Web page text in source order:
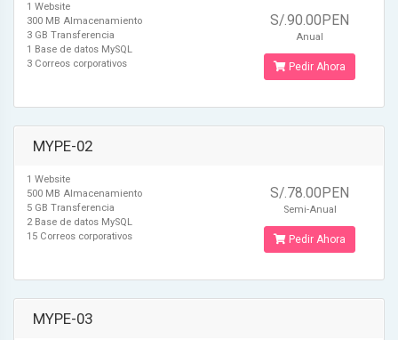
1 Website
300 MB Almacenamiento
3 GB Transferencia
1 Base de datos MySQL
3 Correos corporativos
S/.90.00PEN
Anual
Pedir Ahora
MYPE-02
1 Website
500 MB Almacenamiento
5 GB Transferencia
2 Base de datos MySQL
15 Correos corporativos
S/.78.00PEN
Semi-Anual
Pedir Ahora
MYPE-03